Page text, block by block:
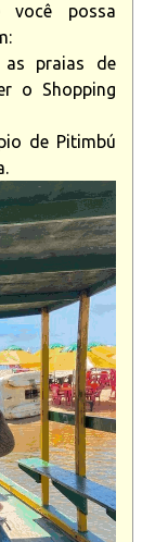
possa
praias de
o Shopping
de Pitimbú